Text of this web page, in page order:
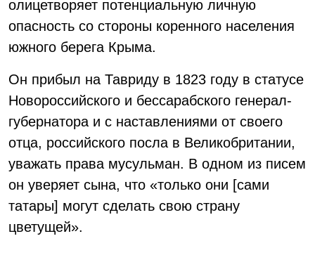
олицетворяет потенциальную личную
опасность со стороны коренного населения
южного берега Крыма.
Он прибыл на Тавриду в 1823 году в статусе
Новороссийского и бессарабского генерал-
губернатора и с наставлениями от своего
отца, российского посла в Великобритании,
уважать права мусульман. В одном из писем
он уверяет сына, что «только они [сами
татары] могут сделать свою страну
цветущей».